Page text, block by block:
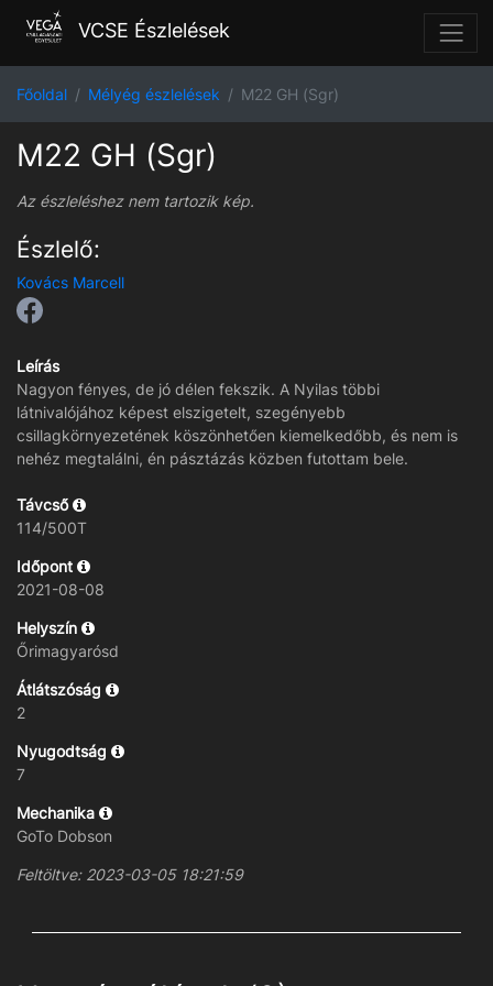
VCSE Észlelések
Főoldal Mélyég észlelések M22 GH (Sgr)
M22 GH (Sgr)
Az észleléshez nem tartozik kép.
Észlelő:
Kovács Marcell
Leírás
Nagyon fényes, de jó délen fekszik. A Nyilas többi
látnivalójához képest elszigetelt, szegényebb
csillagkörnyezetének köszönhetően kiemelkedőbb, és nem is
nehéz megtalálni, én pásztázás közben futottam bele.
Távcső
114/500T
Időpont
2021-08-08
Helyszín
Őrimagyarósd
Átlátszóság
2
Nyugodtság
7
Mechanika
GoTo Dobson
Feltöltve: 2023-03-05 18:21:59